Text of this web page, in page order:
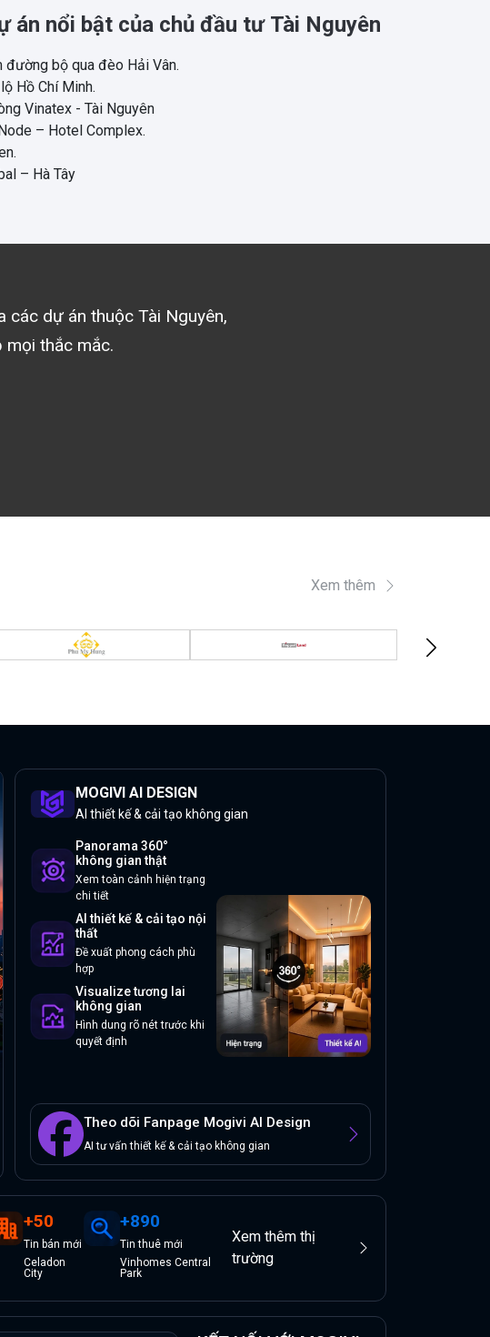
án nổi bật của chủ đầu tư Tài Nguyên
đường bộ qua đèo Hải Vân.
Hồ Chí Minh.
Vinatex - Tài Nguyên
– Hotel Complex.
– Hà Tây
các dự án thuộc Tài Nguyên,
mọi thắc mắc.
Xem thêm
MOGIVI AI DESIGN
AI thiết kế & cải tạo không gian
Panorama 360°
không gian thật
Xem toàn cảnh hiện trạng
chi tiết
AI thiết kế & cải tạo nội
thất
Đề xuất phong cách phù
hợp
Visualize tương lai
không gian
Hình dung rõ nét trước khi
quyết định
Theo dõi Fanpage Mogivi AI Design
AI tư vấn thiết kế & cải tạo không gian
+50
Tin bán mới
Celadon
City
+890
Tinthuê mới
Vinhomes Central
Park
Xem thêm thị
trường